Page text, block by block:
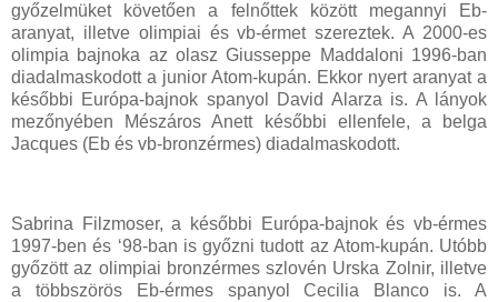
győzelmüket követően a felnőttek között megannyi Eb-
aranyat, illetve olimpiai és vb-érmet szereztek. A 2000-es
olimpia bajnoka az olasz Giusseppe Maddaloni 1996-ban
diadalmaskodott a junior Atom-kupán. Ekkor nyert aranyat a
későbbi Európa-bajnok spanyol David Alarza is. A lányok
mezőnyében Mészáros Anett későbbi ellenfele, a belga
Jacques (Eb és vb-bronzérmes) diadalmaskodott.
Sabrina Filzmoser, a későbbi Európa-bajnok és vb-érmes
1997-ben és ‘98-ban is győzni tudott az Atom-kupán. Utóbb
győzött az olimpiai bronzérmes szlovén Urska Zolnir, illetve
a többszörös Eb-érmes spanyol Cecilia Blanco is. A